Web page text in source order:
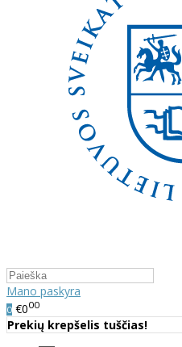
Mano paskyra
0 €000
Prekių krepšelis tuščias!